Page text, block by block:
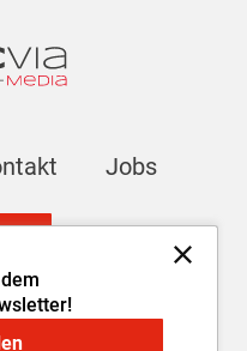
Jobs
Cookie-Einstellungen